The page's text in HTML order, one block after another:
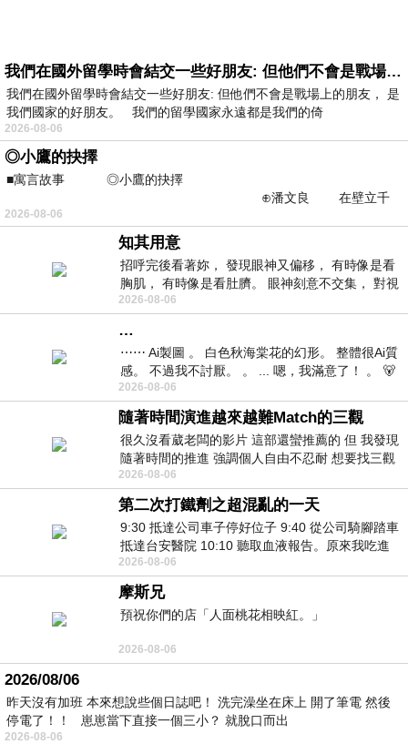
我們在國外留學時會結交一些好朋友: 但他們不會是戰場上的朋友
我們在國外留學時會結交一些好朋友: 但他們不會是戰場上的朋友， 是
我們國家的好朋友。 我們的留學國家永遠都是我們的倚
2026-08-06
◎小鷹的抉擇
■寓言故事 ◎小鷹的抉擇
⊕潘文良 在壁立千
仞的懸崖上，有一座遮天蔽
2026-08-06
知其用意
招呼完後看著妳， 發現眼神又偏移， 有時像是看
胸肌， 有時像是看肚臍。 眼神刻意不交集， 對視
視線不對齊， 讓我很難不
2026-08-06
…
⋯⋯ Ai製圖 。 白色秋海棠花的幻形。 整體很Ai質
感。 不過我不討厭。 。 ... 嗯，我滿意了！ 。 🐻
昨中
2026-08-06
隨著時間演進越來越難Match的三觀
很久沒看葳老闆的影片 這部還蠻推薦的 但 我發現
隨著時間的推進 強調個人自由不忍耐 想要找三觀
接近的不要說對象 連朋友都超
2026-08-06
第二次打鐵劑之超混亂的一天
9:30 抵達公司車子停好位子 9:40 從公司騎腳踏車
抵達台安醫院 10:10 聽取血液報告。原來我吃進
去的 B12 彌可保並非沒有吸收而是超
2026-08-06
摩斯兄
預祝你們的店「人面桃花相映紅。」
2026-08-06
2026/08/06
昨天沒有加班 本來想說些個日誌吧！ 洗完澡坐在床上 開了筆電 然後
停電了！！ 崽崽當下直接一個三小？ 就脫口而出
2026-08-06